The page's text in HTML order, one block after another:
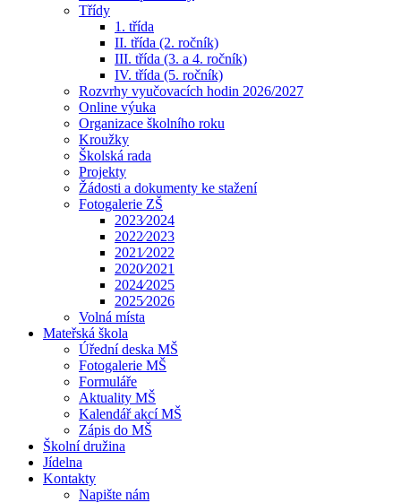
Třídy
1. třída
II. třída (2. ročník)
III. třída (3. a 4. ročník)
IV. třída (5. ročník)
Rozvrhy vyučovacích hodin 2026/2027
Online výuka
Organizace školního roku
Kroužky
Školská rada
Projekty
Žádosti a dokumenty ke stažení
Fotogalerie ZŠ
2023⁄2024
2022⁄2023
2021⁄2022
2020⁄2021
2024⁄2025
2025⁄2026
Volná místa
Mateřská škola
Úřední deska MŠ
Fotogalerie MŠ
Formuláře
Aktuality MŠ
Kalendář akcí MŠ
Zápis do MŠ
Školní družina
Jídelna
Kontakty
Napište nám